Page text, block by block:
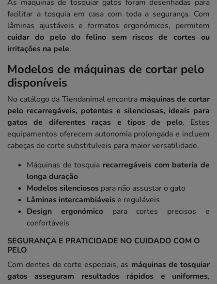
As máquinas de tosquiar gatos foram desenhadas para
facilitar a tosquia em casa com toda a segurança. Com
lâminas ajustáveis e formatos ergonómicos, permitem
cuidar do pelo do felino sem riscos de cortes ou
irritações na pele.
Modelos de máquinas de cortar pelo
disponíveis
No catálogo da Tiendanimal encontra máquinas de cortar
pelo recarregáveis, potentes e silenciosas, ideais para
gatos de diferentes raças e tipos de pelo. Estes
equipamentos oferecem autonomia prolongada e incluem
cabeças de corte substituíveis para maior versatilidade.
Máquinas de tosquia recarregáveis com bateria de
longa duração
Modelos silenciosos para não assustar o gato
Lâminas intercambiáveis e reguláveis
Design ergonómicopara cortes precisos e
confortáveis
SEGURANÇA E PRATICIDADE NO CUIDADO COM O
PELO
Com dentes de corte especiais, as máquinas de tosquiar
gatos asseguram resultados rápidos e uniformes,